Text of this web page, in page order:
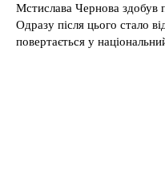
Мстислава Чернова
Одразу після цього стало
повертається у